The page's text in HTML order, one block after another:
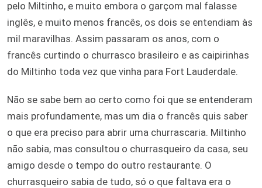
pelo Miltinho, e muito embora o garçom mal falasse
inglês, e muito menos francês, os dois se entendiam às
mil maravilhas. Assim passaram os anos, com o
francês curtindo o churrasco brasileiro e as caipirinhas
do Miltinho toda vez que vinha para Fort Lauderdale.
Não se sabe bem ao certo como foi que se entenderam
mais profundamente, mas um dia o francês quis saber
o que era preciso para abrir uma churrascaria. Miltinho
não sabia, mas consultou o churrasqueiro da casa, seu
amigo desde o tempo do outro restaurante. O
churrasqueiro sabia de tudo, só o que faltava era o